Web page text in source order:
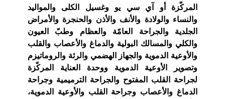
المركّزة أو آي سي يو وغسيل الكلى والمواليد
والنساء والولادة والأنف والأذن والحنجرة والأمراض
الجلدية والجراحة العامّة والعظام وطبّ العيون
والكلي والمسالك البولية والدماغ والأعصاب والقلب
والأوعية الدموية والجهاز الهضمي والرئة والروماتيزم
وتصوير الأوعية الدموية ووحدة العناية المركّزة
لجراحة القلب المفتوح والجراحة الترميمية وجراحة
الدماغ والأعصاب وجراحة القلب والأوعية الدموية،